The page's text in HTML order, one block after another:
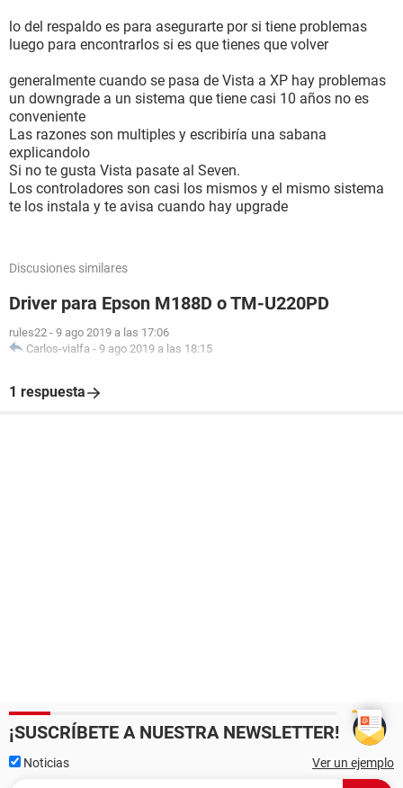
lo del respaldo es para asegurarte por si tiene problemas
luego para encontrarlos si es que tienes que volver
generalmente cuando se pasa de Vista a XP hay problemas
un downgrade a un sistema que tiene casi 10 años no es
conveniente
Las razones son multiples y escribiría una sabana
explicandolo
Si no te gusta Vista pasate al Seven.
Los controladores son casi los mismos y el mismo sistema
te los instala y te avisa cuando hay upgrade
Discusiones similares
Driver para Epson M188D o TM-U220PD
rules22 - 9 ago 2019 a las 17:06
Carlos-vialfa - 9 ago 2019 a las 18:15
1 respuesta
¡SUSCRÍBETE A NUESTRA NEWSLETTER!
Noticias Ver un ejemplo